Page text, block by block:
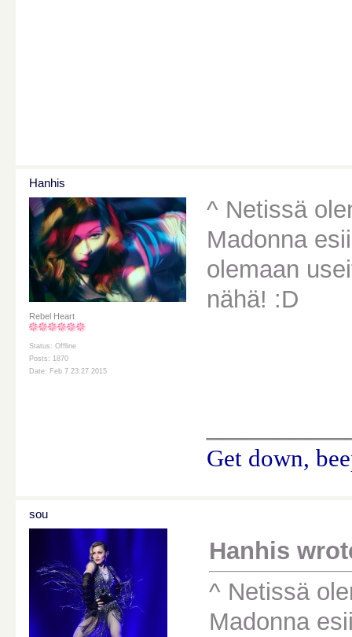
Hanhis
Rebel Heart
Status: Offline
Posts: 1870
Date: Feb 7 23:27 2015
^ Netissä
Madonna
olemaan
nähä! :D
Get down,
sou
Hanhis
^ Netissä
Madonna